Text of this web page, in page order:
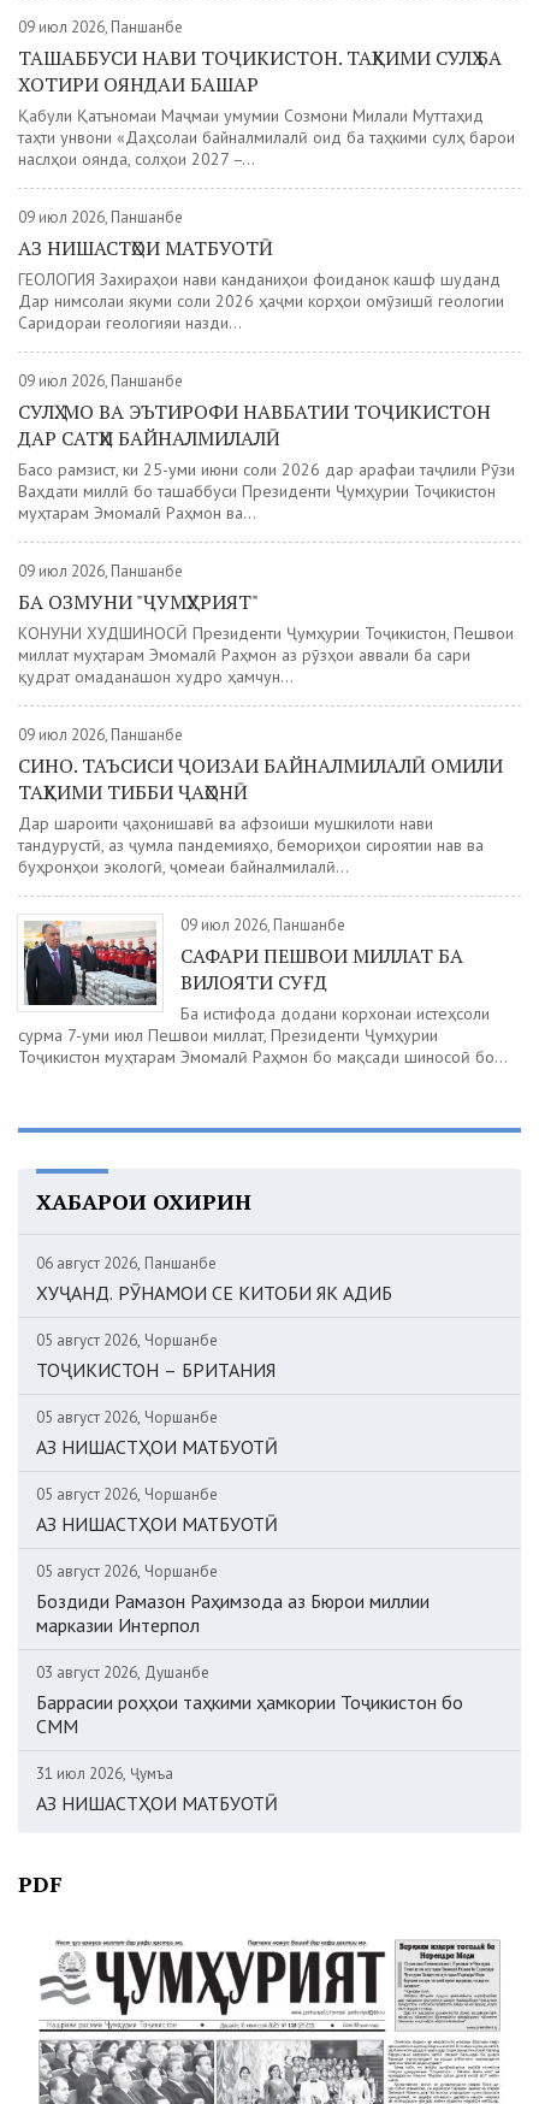
09 июл 2026, Панҷшанбе
ТАШАББУСИ НАВИ ТОҶИКИСТОН. ТАҲКИМИ СУЛҲ БА
ХОТИРИ ОЯНДАИ БАШАР
Қабули Қатъномаи Маҷмаи умумии Созмони Милали Муттаҳид
таҳти унвони «Даҳсолаи байналмилалӣ оид ба таҳкими сулҳ барои
наслҳои оянда, солҳои 2027 –...
09 июл 2026, Панҷшанбе
АЗ НИШАСТҲОИ МАТБУОТӢ
ГЕОЛОГИЯ Захираҳои нави канданиҳои фоиданок кашф шуданд
Дар нимсолаи якуми соли 2026 ҳаҷми корҳои омӯзишӣ геологии
Саридораи геологияи назди...
09 июл 2026, Панҷшанбе
СУЛҲ. МО ВА ЭЪТИРОФИ НАВБАТИИ ТОҶИКИСТОН
ДАР САТҲИ БАЙНАЛМИЛАЛӢ
Басо рамзист, ки 25-уми июни соли 2026 дар арафаи таҷлили Рӯзи
Ваҳдати миллӣ бо ташаббуси Президенти Ҷумҳурии Тоҷикистон
муҳтарам Эмомалӣ Раҳмон ва...
09 июл 2026, Панҷшанбе
БА ОЗМУНИ "ҶУМҲУРИЯТ"
КОНУНИ ХУДШИНОСӢ Президенти Ҷумҳурии Тоҷикистон, Пешвои
миллат муҳтарам Эмомалӣ Раҳмон аз рӯзҳои аввали ба сари
қудрат омаданашон худро ҳамчун...
09 июл 2026, Панҷшанбе
СИНО. ТАЪСИСИ ҶОИЗАИ БАЙНАЛМИЛАЛӢ ОМИЛИ
ТАҲКИМИ ТИББИ ҶАҲОНӢ
Дар шароити ҷаҳонишавӣ ва афзоиши мушкилоти нави
тандурустӣ, аз ҷумла пандемияҳо, бемориҳои сироятии нав ва
буҳронҳои экологӣ, ҷомеаи байналмилалӣ...
09 июл 2026, Панҷшанбе
САФАРИ ПЕШВОИ МИЛЛАТ БА
ВИЛОЯТИ СУҒД
Ба истифода додани корхонаи истеҳсоли
сурма 7-уми июл Пешвои миллат, Президенти Ҷумҳурии
Тоҷикистон муҳтарам Эмомалӣ Раҳмон бо мақсади шиносоӣ бо...
ХАБАРҲОИ ОХИРИН
06 август 2026, Панҷшанбе
ХУҶАНД. РӮНАМОИ СЕ КИТОБИ ЯК АДИБ
05 август 2026, Чоршанбе
ТОҶИКИСТОН – БРИТАНИЯ
05 август 2026, Чоршанбе
АЗ НИШАСТҲОИ МАТБУОТӢ
05 август 2026, Чоршанбе
АЗ НИШАСТҲОИ МАТБУОТӢ
05 август 2026, Чоршанбе
Боздиди Рамазон Раҳимзода аз Бюрои миллии
марказии Интерпол
03 август 2026, Душанбе
Баррасии роҳҳои таҳкими ҳамкории Тоҷикистон бо
СММ
31 июл 2026, Ҷумъа
АЗ НИШАСТҲОИ МАТБУОТӢ
PDF